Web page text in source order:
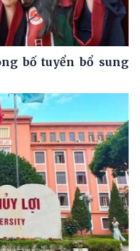
bố tuyển bổ sung